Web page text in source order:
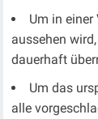
Um in
aussehen
dauerhaft
Um das
alle